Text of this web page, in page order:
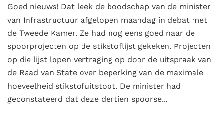
Goed nieuws! Dat leek de boodschap van de minister
van Infrastructuur afgelopen maandag in debat met
de Tweede Kamer. Ze had nog eens goed naar de
spoorprojecten op de stikstoflijst gekeken. Projecten
op die lijst lopen vertraging op door de uitspraak van
de Raad van State over beperking van de maximale
hoeveelheid stikstofuitstoot. De minister had
geconstateerd dat deze dertien spoorse...